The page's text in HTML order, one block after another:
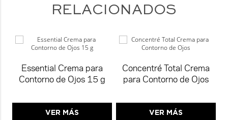
RELACIONADOS
Essential Crema para
Contorno de Ojos 15 g
VER MÁS
Concentré Total Crema
para Contorno de Ojos
VER MÁS